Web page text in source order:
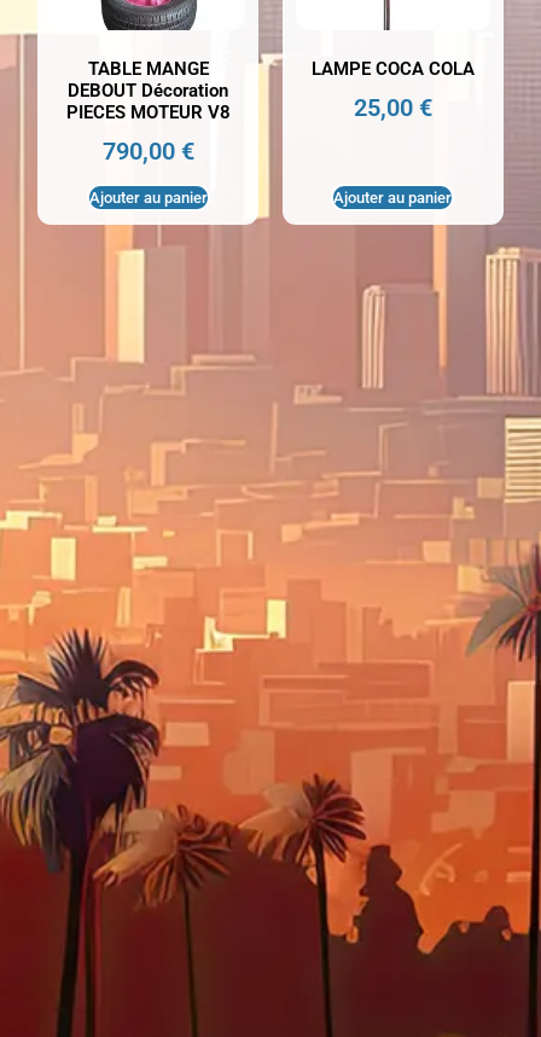
TABLE MANGE
DEBOUT Décoration
PIECES MOTEUR V8
790,00 €
Ajouter au panier
LAMPE COCA COLA
25,00 €
Ajouter au panier